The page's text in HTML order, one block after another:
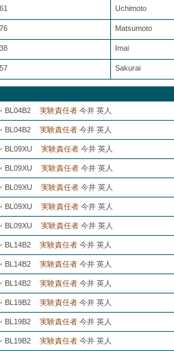
Uchimoto
Matsumoto
Imai
Sakurai
BL04B2 実験責任者 今井 英人
BL04B2 実験責任者 今井 英人
BL09XU 実験責任者 今井 英人
BL09XU 実験責任者 今井 英人
BL09XU 実験責任者 今井 英人
BL09XU 実験責任者 今井 英人
BL09XU 実験責任者 今井 英人
BL14B2 実験責任者 今井 英人
BL14B2 実験責任者 今井 英人
BL14B2 実験責任者 今井 英人
BL19B2 実験責任者 今井 英人
BL19B2 実験責任者 今井 英人
BL19B2 実験責任者 今井 英人